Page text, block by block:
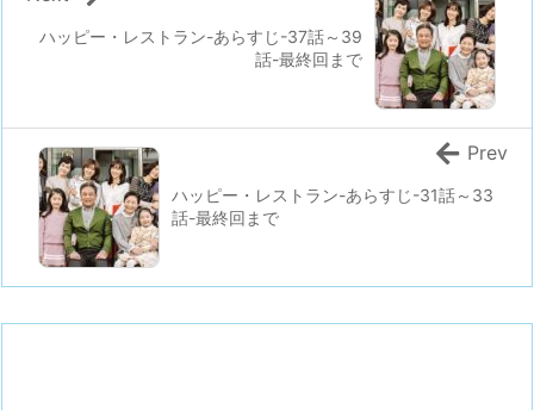
ハッピー・レストラン-あらすじ-37話～39
話-最終回まで
ハッピー・レストラン-あらすじ-31話～33
話-最終回まで
Prev